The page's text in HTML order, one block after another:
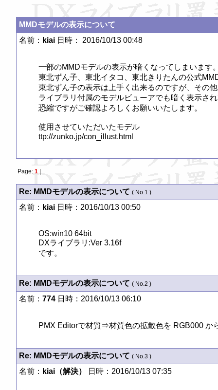
MMDモデルの表示について
名前： kiai日時： 2016/10/13 00:48
一部のMMDモデルの表示が暗くなってしまいます
東北ずん子、東北イタコ、東北きりたんの公式
東北ずん子の表示は上手く出来るのですが、その
ライブラリ付属のモデルビューアでも暗く表示さ
恐縮ですがご確認よろしくお願いいたします。
使用させていただいたモデル
ttp://zunko.jp/con_illust.html
Page: 1|
Re: MMDモデルの表示について ( No.1 )
名前： kiai日時：2016/10/13 00:50
OS:win10 64bit
DXライブラリ:Ver 3.16f
です。
Re: MMDモデルの表示について ( No.2 )
名前： 774日時：2016/10/13 06:10
PMX Editorで材質⇒材質色の拡散色を RGB000 か
Re: MMDモデルの表示について ( No.3 )
名前： kiai（解決） 日時：2016/10/13 07:35